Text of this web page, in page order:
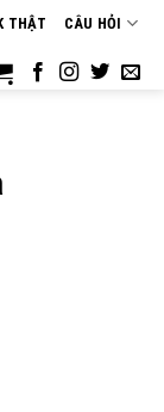
THẬT CÂU HỎI